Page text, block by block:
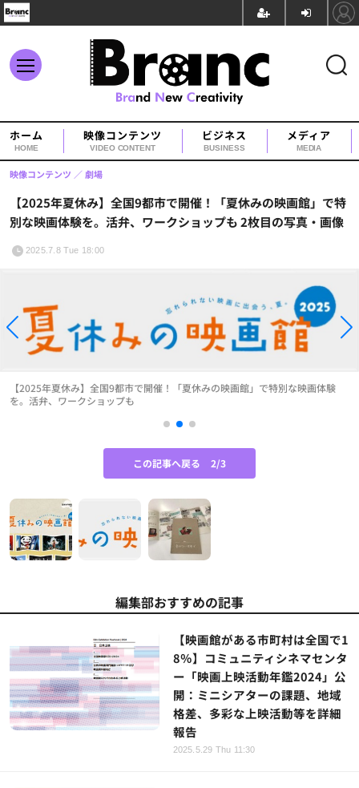
ホーム
HOME
映像コンテンツ
VIDEO CONTENT
ビジネス
BUSINESS
メディア
MEDIA
【2025年夏休み】全国9都市で開催！「夏休みの映画館」で特
別な映画体験を。活弁、ワークショップも 2枚目の写真・画像
映像コンテンツ 劇場
2025.7.8 Tue 18:00
【2025年夏休み】全国9都市で開催！「夏休みの映画館」で特別な映画体験
を。活弁、ワークショップも
この記事へ戻る 2/3
編集部おすすめの記事
【映画館がある市町村は全国で1
8％】コミュニティシネマセンタ
ー「映画上映活動年鑑2024」公
開：ミニシアターの課題、地域
格差、多彩な上映活動等を詳細
報告
2025.5.29 Thu 11:30